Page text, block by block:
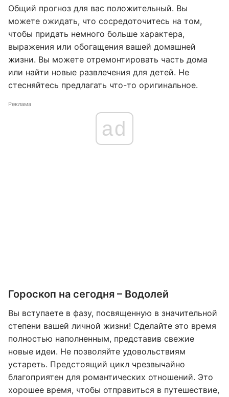
Общий прогноз для вас положительный. Вы
можете ожидать, что сосредоточитесь на том,
чтобы придать немного больше характера,
выражения или обогащения вашей домашней
жизни. Вы можете отремонтировать часть дома
или найти новые развлечения для детей. Не
стесняйтесь предлагать что-то оригинальное.
Реклама
ad
Гороскоп на сегодня – Водолей
Вы вступаете в фазу, посвященную в значительной
степени вашей личной жизни! Сделайте это время
полностью наполненным, представив свежие
новые идеи. Не позволяйте удовольствиям
устареть. Предстоящий цикл чрезвычайно
благоприятен для романтических отношений. Это
хорошее время, чтобы отправиться в путешествие,